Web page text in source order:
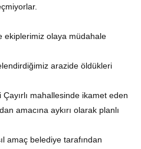
ekiplerimiz olaya müdahale
arazide öldükleri
mahallesinde ikamet eden
amacına aykırı olarak planlı
amaç belediye tarafından